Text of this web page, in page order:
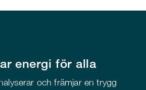
energi för alla
och främjar en trygg